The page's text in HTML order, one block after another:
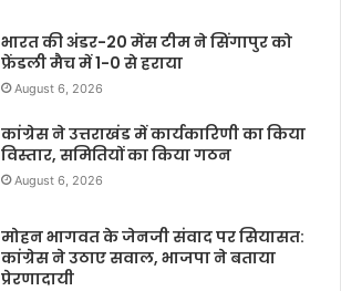
भारत की अंडर-20 मेंस टीम ने सिंगापुर को
फ्रेंडली मैच में 1-0 से हराया
August 6, 2026
कांग्रेस ने उत्तराखंड में कार्यकारिणी का किया
विस्तार, समितियों का किया गठन
August 6, 2026
मोहन भागवत के जेनजी संवाद पर सियासत:
कांग्रेस ने उठाए सवाल, भाजपा ने बताया
प्रेरणादायी